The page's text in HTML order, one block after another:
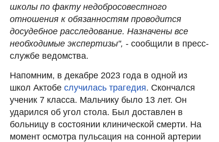
школы по факту недобросовестного
отношения к обязанностям проводится
досудебное расследование. Назначены все
необходимые экспертизы", - сообщили в пресс-
службе ведомства.
Напомним, в декабре 2023 года в одной из
школ Актобе случилась трагедия. Скончался
ученик 7 класса. Мальчику было 13 лет. Он
ударился об угол стола. Был доставлен в
больницу в состоянии клинической смерти. На
момент осмотра пульсация на сонной артерии